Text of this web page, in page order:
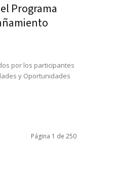
Programa
por los participantes
y Oportunidades
Página 1 de 250